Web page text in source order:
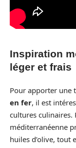
Inspiration
léger et frais
Pour apporter une
en fer, il est
cultures culinaires.
méditerranéenne
huiles d’olive, tout